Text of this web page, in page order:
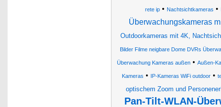
rete ip• Nachtsichtkameras •
Überwachungskameras
Outdoorkameras mit 4K,
Bilder Filme neigbare Dome DVRs
Überwachung Kameras außen• Außen-
Kameras • IP-Kameras WiFi outdoor •
optischem Zoom und
Pan-Tilt-WLAN-